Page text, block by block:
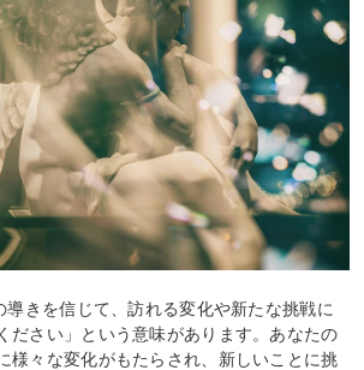
導きを信じて、訪れる変化や新たな挑戦に
ださい」という意味があります。あなたの
様々な変化がもたらされ、新しいことに挑